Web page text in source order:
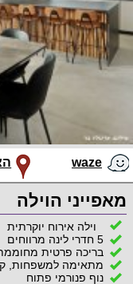
waze
מאפייני הוילה
וילה אירוח יוקרתית
5 חדרי לינה מרווחים
בריכה פרטית
מתאימה למשפחות,
נוף פנורמי פתוח